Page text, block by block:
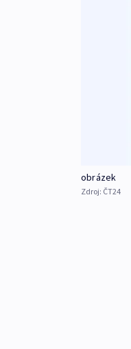
obrázek
Zdroj: ČT24